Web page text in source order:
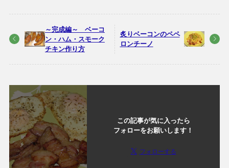
～完成編～ ベーコ
ン・ハム・スモーク
チキン作り方
炙りベーコンのペペ
ロンチーノ
この記事が気に入ったら
フォローをお願いします！
フォローする